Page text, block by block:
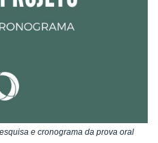
e cronograma da prova oral